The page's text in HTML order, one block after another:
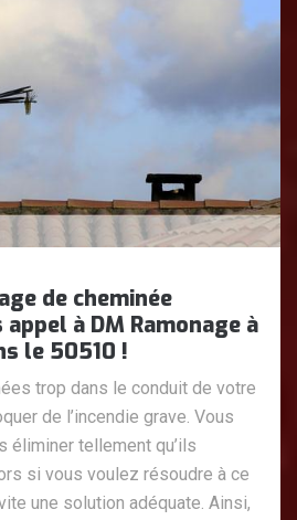
de cheminée
à DM Ramonage à
le 50510 !
trop dans le conduit de votre
de l’incendie grave. Vous
éliminer tellement qu’ils
si vous voulez résoudre à ce
une solution adéquate. Ainsi,